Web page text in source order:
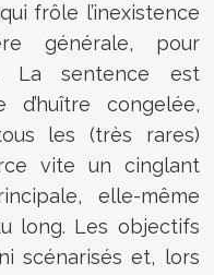
frôle l’inexistence
générale, pour
La sentence est
congelée,
les (très rares)
vite un cinglant
elle-même
long. Les objectifs
scénarisés et, lors